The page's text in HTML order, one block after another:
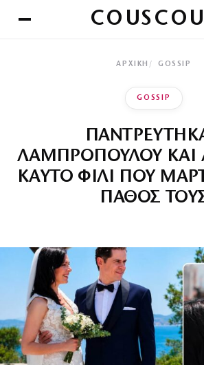
ΑΡΧΙΚΉ GOSSIP
GOSSIP
ΛΑΜΠΡΟΠΟΥΛΟΥ ΚΑΙ
ΚΑΥΤΟ ΦΙΛΙ ΠΟΥ
ΠΑΘΟΣ